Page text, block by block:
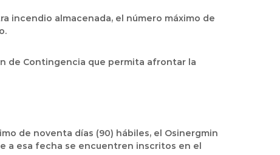
incendio almacenada, el número máximo de
de Contingencia que permita afrontar la
de noventa días (90) hábiles, el Osinergmin
a esa fecha se encuentren inscritos en el